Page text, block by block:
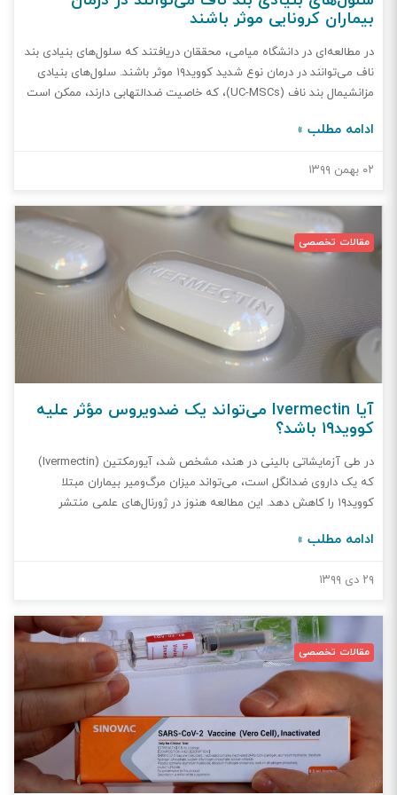
بیماران کرونایی موثر باشند
در مطالعه‌ای در دانشگاه میامی، محققان دریافتند که سلول‌های بنیادی بند
ناف می‌توانند در درمان نوع شدید کووید۱۹ موثر باشند. سلول‌های بنیادی
مزانشیمال بند ناف (UC-MSCs)، که خاصیت ضدالتهابی دارند، ممکن است
استدلال کرده‌اند که می‌توان از این خاصیت، برای پیشگیری از طوفان
زنده ماندند. یک بیمار به علتی نامرتبط مرد و تنها یک بیمار که بالای ۸۵
سال سن داشت، به علت کرونا جان باخت. همچنین این ۱۰ بیمار، هیچ
عوارض جانبی جدی تجربه نکردند. در گروهی که UC-MSCs تزریق نکردند،
۵ نفر زنده ماندند و ۷ نفر جان باختند. همچنین بیش‌تر بیمارانی که UC-
MSCs تزریق کردند، نسبت به سایرین، زودتر از بیمارستان مرخص شدند.
رسانه دانش ردا BioNews
ادامه مطلب »
۰۲ بهمن ۱۳۹۹
مقالات تخصصی
آیا Ivermectin می‌تواند یک ضدویروس مؤثر علیه
کووید‍‍۱۹ باشد؟
در طی آزمایشاتی بالینی در هند، مشخص شد، آیورمکتین (Ivermectin)
که یک داروی ضدانگل است، می‌تواند میزان مرگ‌ومیر بیماران مبتلا
کووید۱۹ را کاهش دهد. این مطالعه هنوز در ژورنال‌های علمی منتشر
افرادی که آیورمکتین مصرف کردند و ۳۱٪ افرادی که پلاسیبو دریافت کردند،
در روز ششم حضور در بیمارستان تست PCRشان منفی شد. یعنی این دارو
موجب افزایش سرعت پاک‌شدن ویروس از بدن نمی‌گردد. این درحالی است
که در گروهی که آیورمکتین مصرف کردند، هیچ مورد مرگی رخ نداد، اما در
گروه دیگر ۴ نفر جان باختند. این دو گروه هیچ تفاوتی در علائم و شرایطی
از جمله وضعیت مرخص شدن از بیمارستان، نیاز به ICU و تهویه مکانیکی
نداشتند./ رسانه دانش ردا
Medical-News
ادامه مطلب »
۲۹ دی ۱۳۹۹
مقالات تخصصی